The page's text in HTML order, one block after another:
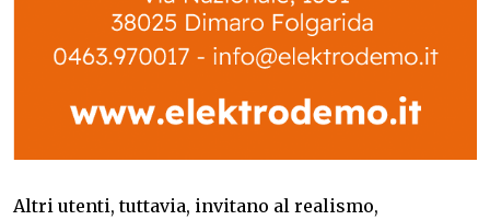
Altri utenti, tuttavia, invitano al realismo,